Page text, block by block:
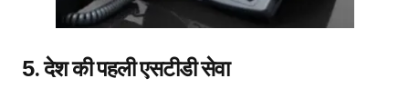
5. देश की पहली एसटीडी सेवा